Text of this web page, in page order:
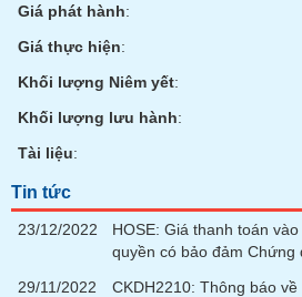
Giá phát hành:
Giá thực hiện:
Khối lượng Niêm yết:
Khối lượng lưu hành:
Tài liệu:
Tin tức
23/12/2022
HOSE: Giá thanh toán
quyền có bảo đảm Chứng
29/11/2022
CKDH2210: Thông báo
SẢN
chứng
(-)
Lãnh